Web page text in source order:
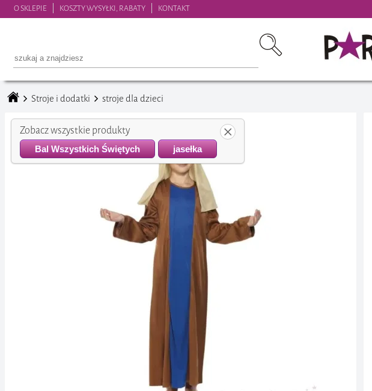
O SKLEPIE KOSZTY WYSYŁKI, RABATY KONTAKT
Stroje i dodatki stroje dla dzieci
Zobacz wszystkie produkty
Bal Wszystkich Świętych jasełka